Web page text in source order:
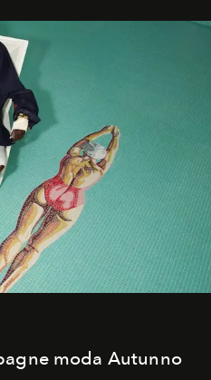
storia della moda.
moda Autunno